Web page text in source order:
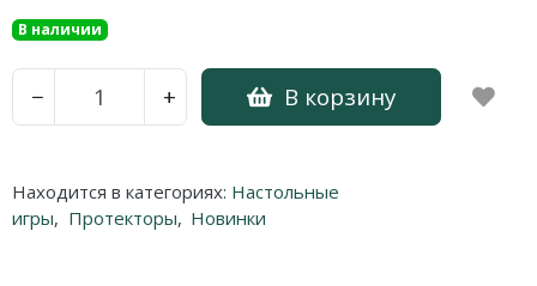
В наличии
− + В корзину
Находится в категориях: Настольные
игры, Протекторы, Новинки